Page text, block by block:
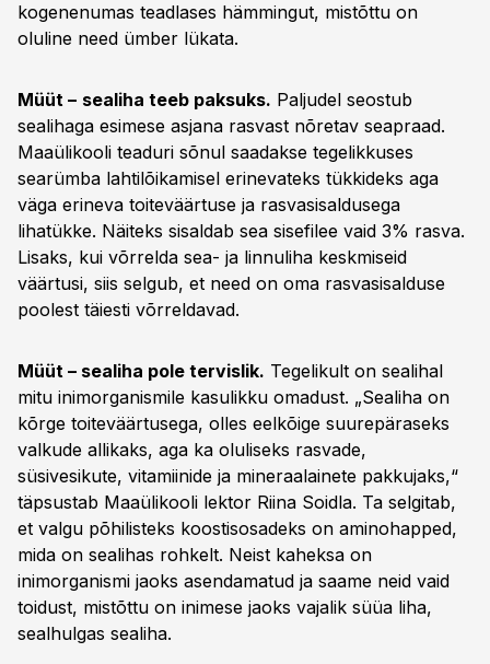
kogenenumas teadlases hämmingut, mistõttu on
oluline need ümber lükata.
Müüt – sealiha teeb paksuks. Paljudel seostub
sealihaga esimese asjana rasvast nõretav seapraad.
Maaülikooli teaduri sõnul saadakse tegelikkuses
searümba lahtilõikamisel erinevateks tükkideks aga
väga erineva toiteväärtuse ja rasvasisaldusega
lihatükke. Näiteks sisaldab sea sisefilee vaid 3% rasva.
Lisaks, kui võrrelda sea- ja linnuliha keskmiseid
väärtusi, siis selgub, et need on oma rasvasisalduse
poolest täiesti võrreldavad.
Müüt – sealiha pole tervislik. Tegelikult on sealihal
mitu inimorganismile kasulikku omadust. „Sealiha on
kõrge toiteväärtusega, olles eelkõige suurepäraseks
valkude allikaks, aga ka oluliseks rasvade,
süsivesikute, vitamiinide ja mineraalainete pakkujaks,“
täpsustab Maaülikooli lektor Riina Soidla. Ta selgitab,
et valgu põhilisteks koostisosadeks on aminohapped,
mida on sealihas rohkelt. Neist kaheksa on
inimorganismi jaoks asendamatud ja saame neid vaid
toidust, mistõttu on inimese jaoks vajalik süüa liha,
sealhulgas sealiha.